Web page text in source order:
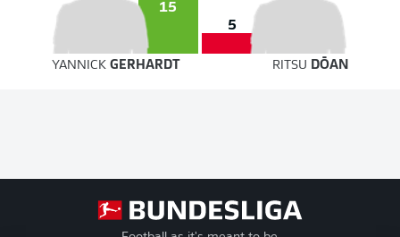
15
5
YANNICK GERHARDT RITSU DŌAN